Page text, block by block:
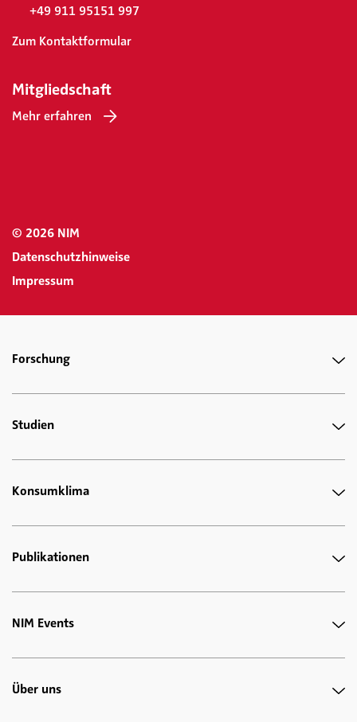
+49 911 95151 997
Zum Kontaktformular
Mitgliedschaft
Mehr erfahren
© 2026 NIM
Datenschutzhinweise
Impressum
Forschung
Studien
Konsumklima
Publikationen
NIM Events
Über uns